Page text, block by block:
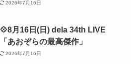
2026年7月16日
💠8月16日(日) dela 34th LIVE
「あおぞらの最高傑作」
2026年7月16日